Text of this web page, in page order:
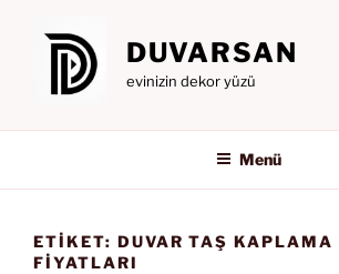
DUVARSAN
evinizin dekor yüzü
Menü
ETIKET: DUVAR TAŞ KAPLAMA
FIYATLARI